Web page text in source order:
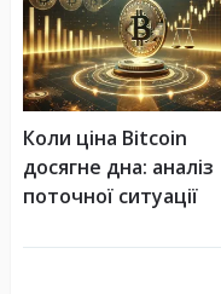
Коли ціна Bitcoin
досягне дна: аналіз
поточної ситуації